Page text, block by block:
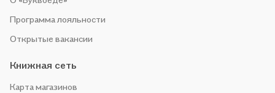
Программа лояльности
Открытые вакансии
Книжная сеть
Карта магазинов